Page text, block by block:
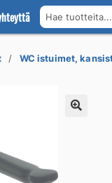
Hae tuotteita...
WC istuimet,